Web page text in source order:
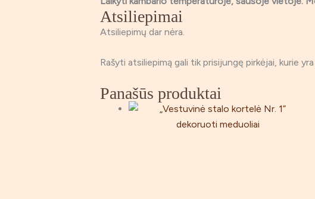
Atsiliepimai
Atsiliepimų dar nėra.
Rašyti atsiliepimą gali tik prisijungę pirkėjai, kurie
Panašūs produktai